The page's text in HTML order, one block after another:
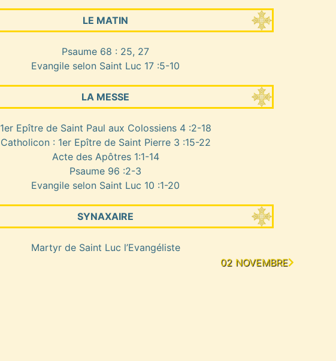
LE MATIN
Psaume 68 : 25, 27
Evangile selon Saint Luc 17 :5-10
LA MESSE
1er Epître de Saint Paul aux Colossiens 4 :2-18
Catholicon : 1er Epître de Saint Pierre 3 :15-22
Acte des Apôtres 1:1-14
Psaume 96 :2-3
Evangile selon Saint Luc 10 :1-20
SYNAXAIRE
Martyr de Saint Luc l’Evangéliste
02 NOVEMBRE